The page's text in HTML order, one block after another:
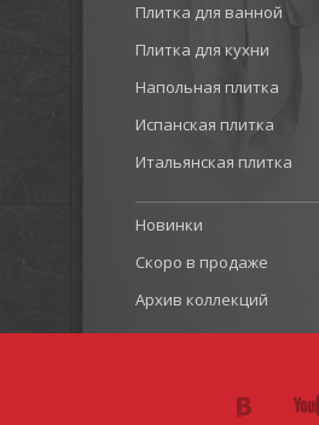
Плитка для ванной
Плитка для кухни
Напольная плитка
Испанская плитка
Итальянская плитка
Новинки
Скоро в продаже
Архив коллекций